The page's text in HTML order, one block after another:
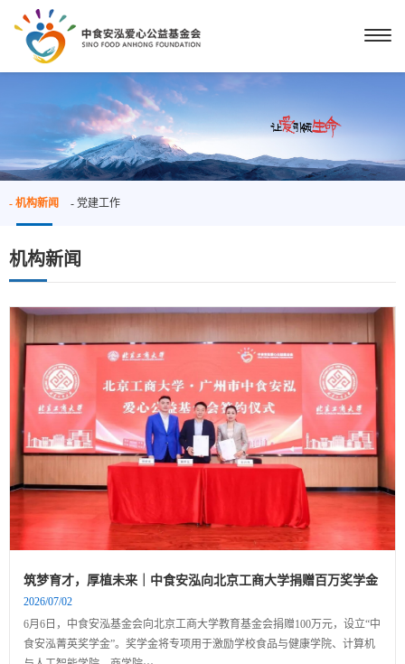
- 机构新闻 - 党建工作
机构新闻
筑梦育才，厚植未来｜中食安泓向北京工商大学捐赠百万奖学金
2026/07/02
6月6日，中食安泓基金会向北京工商大学教育基金会捐赠100万元，设立“中
食安泓菁英奖学金”。奖学金将专项用于激励学校食品与健康学院、计算机